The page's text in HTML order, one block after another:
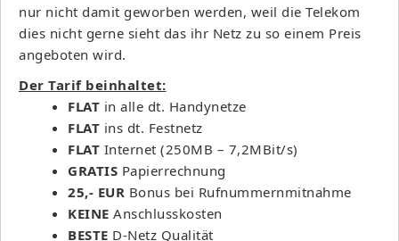
nur nicht damit geworben werden, weil die Telekom
dies nicht gerne sieht das ihr Netz zu so einem Preis
angeboten wird.
Der Tarif beinhaltet:
FLAT in alle dt. Handynetze
FLAT ins dt. Festnetz
FLAT Internet (250MB – 7,2MBit/s)
GRATIS Papierrechnung
25,- EUR Bonus bei Rufnummernmitnahme
KEINE Anschlusskosten
BESTE D-Netz Qualität